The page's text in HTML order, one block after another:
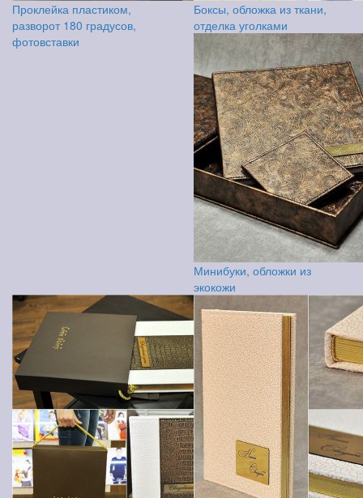
Проклейка пластиком,
разворот 180 градусов,
фотовставки
Боксы, обложка из ткани,
отделка уголками
Минибуки, обложки из
экокожи